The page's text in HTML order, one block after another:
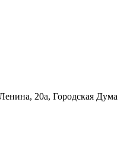
20а, Городская Дума